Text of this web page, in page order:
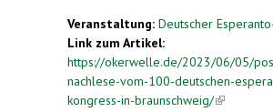
Veranstaltung: Deutscher
Link zum Artikel:
https://okerwelle.de/2023/06/05/
nachlese-vom-100-deutschen-
kongress-in-braunschweig/(link is